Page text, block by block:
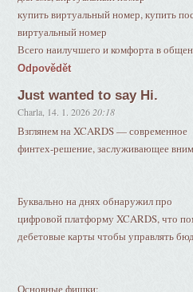
купить виртуальный номер, купить
виртуальный номер
Всего наилучшего и комфорта в
Odpovědět
Just wanted to say Hi.
Charla 14. 1. 2026 20:18
Взглянем на XCARDS — современное
финтех-решение, заслуживающее
Буквально на днях обнаружил про
цифровой платформу XCARDS, что
дебетовые карты чтобы управлять
Основные фишки: